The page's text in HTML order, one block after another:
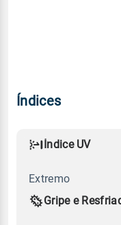
Índices
Índice UV
Extremo
Gripe e